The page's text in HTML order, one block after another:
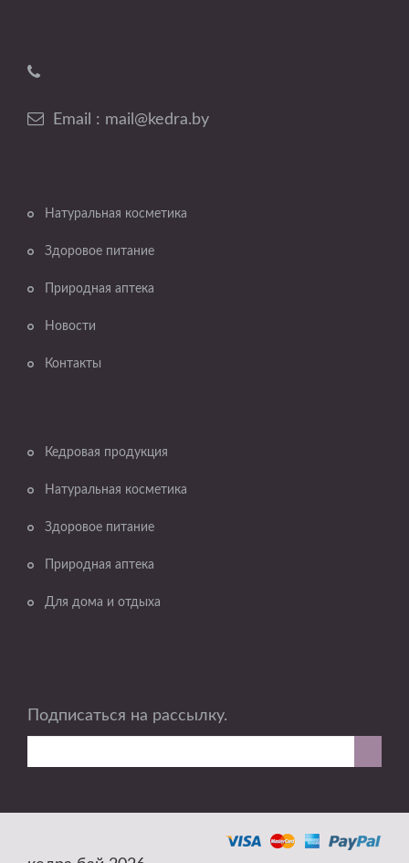
Email : mail@kedra.by
Натуральная косметика
Здоровое питание
Природная аптека
Новости
Контакты
Кедровая продукция
Натуральная косметика
Здоровое питание
Природная аптека
Для дома и отдыха
Подписаться на рассылку.